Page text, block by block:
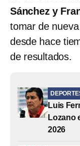
Sánchez y
tomar de
desde hace
de resultados.
Luis
Lozano
2026